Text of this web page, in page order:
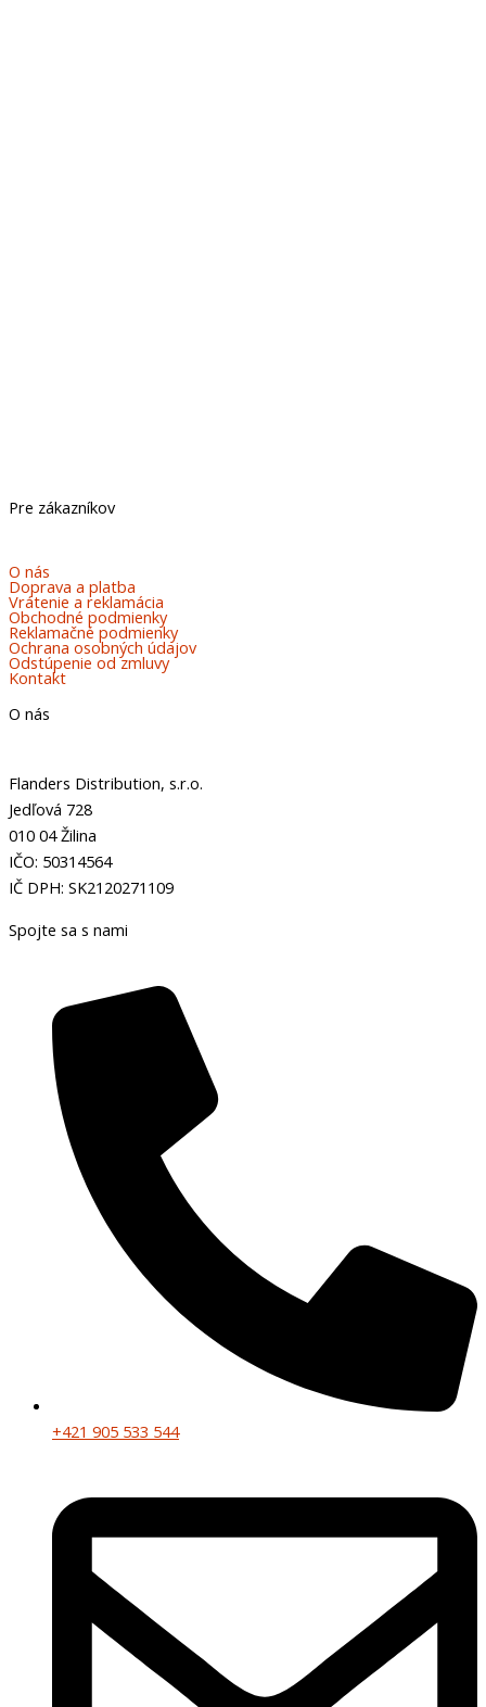
Pre zákazníkov
O nás
Doprava a platba
Vrátenie a reklamácia
Obchodné podmienky
Reklamačné podmienky
Ochrana osobných údajov
Odstúpenie od zmluvy
Kontakt
O nás
Flanders Distribution, s.r.o.
Jedľová 728
010 04 Žilina
IČO: 50314564
IČ DPH: SK2120271109
Spojte sa s nami
+421 905 533 544